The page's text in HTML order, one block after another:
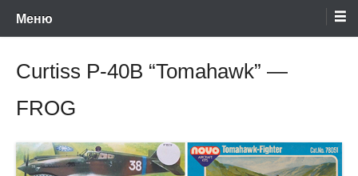
Перейти
Ретро-Модели.Ру
Энциклопедия отечественных и зарубежных сборных моделей
времен СССР и постсоветского периода. Проект участников сайтов
Меню
Curtiss P-40B “Tomahawk” —
FROG